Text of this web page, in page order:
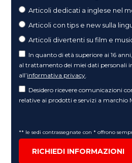
Articoli dedicati a inglese nel
Articoli con tips e new sulla
Articoli divertenti su film e
In quanto di età superiore ai 16
al trattamento dei miei dati personali
all’informativa privacy
Desidero ricevere comunicazioni
relative ai prodotti e servizi a marchio
** le sedi contrassegnate con * offrono
RICHIEDI INFORMAZIONI